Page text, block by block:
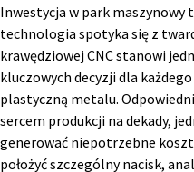
Inwestycja w park
technologia spotyka się z
krawędziowej CNC stanowi
kluczowych decyzji dla
plastyczną metalu.
sercem produkcji na dekady,
generować niepotrzebne
położyć szczególny nacisk,